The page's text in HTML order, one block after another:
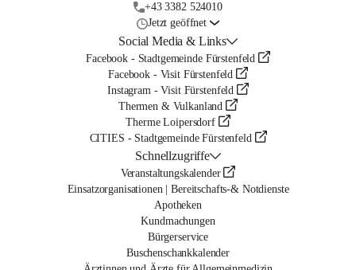
+43 3382 524010
Jetzt geöffnet
Social Media & Links
Facebook - Stadtgemeinde Fürstenfeld
Facebook - Visit Fürstenfeld
Instagram - Visit Fürstenfeld
Thermen & Vulkanland
Therme Loipersdorf
CITIES - Stadtgemeinde Fürstenfeld
Schnellzugriffe
Veranstaltungskalender
Einsatzorganisationen | Bereitschafts-& Notdienste
Apotheken
Kundmachungen
Bürgerservice
Buschenschankkalender